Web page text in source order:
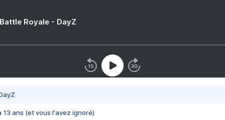
Royale - DayZ
13 ans (et vous l'avez ignoré)